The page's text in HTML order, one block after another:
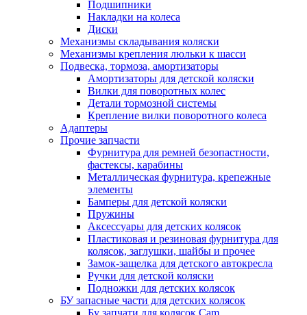
Подшипники
Накладки на колеса
Диски
Механизмы складывания коляски
Механизмы крепления люльки к шасси
Подвеска, тормоза, амортизаторы
Амортизаторы для детской коляски
Вилки для поворотных колес
Детали тормозной системы
Крепление вилки поворотного колеса
Адаптеры
Прочие запчасти
Фурнитура для ремней безопастности,
фастексы, карабины
Металлическая фурнитура, крепежные
элементы
Бамперы для детской коляски
Пружины
Аксессуары для детских колясок
Пластиковая и резиновая фурнитура для
колясок, заглушки, шайбы и прочее
Замок-защелка для детского автокресла
Ручки для детской коляски
Подножки для детских колясок
БУ запасные части для детских колясок
Бу запчати для колясок Cam